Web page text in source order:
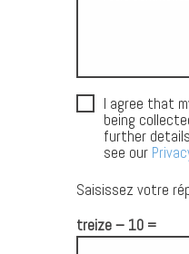
I agree that
being
further
see our
Saisissez votre
treize − 10 =